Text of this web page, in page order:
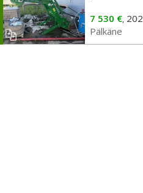
7 530 €,
Pälkäne